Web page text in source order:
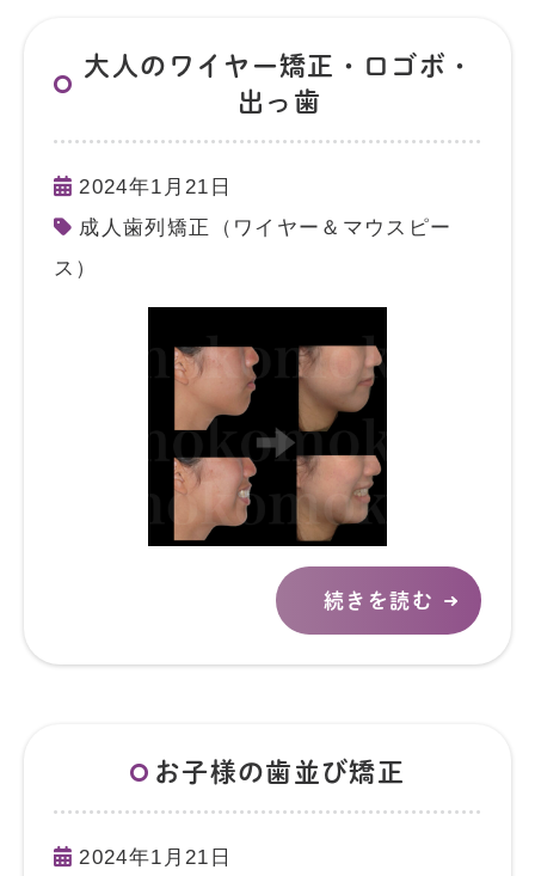
大人のワイヤー矯正・口ゴボ・
出っ歯
2024年1月21日
成人歯列矯正（ワイヤー＆マウスピー
ス）
続きを読む
お子様の歯並び矯正
2024年1月21日